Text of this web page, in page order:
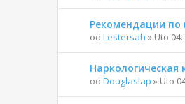
Рекомендации по
od Lestersah » Uto
od Douglaslap » Uto